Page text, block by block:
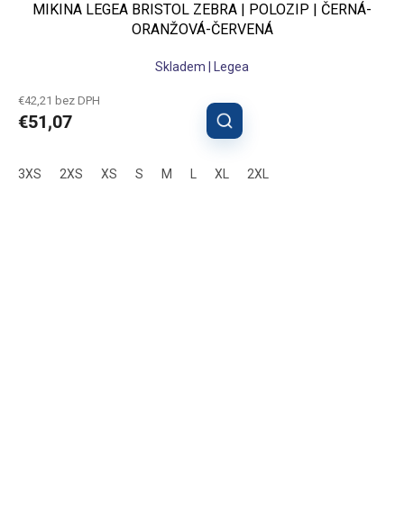
MIKINA LEGEA BRISTOL ZEBRA | POLOZIP | ČERNÁ-
ORANŽOVÁ-ČERVENÁ
Skladem | Legea
€42,21 bez DPH
€51,07
3XS 2XS XS S M XL 2XL